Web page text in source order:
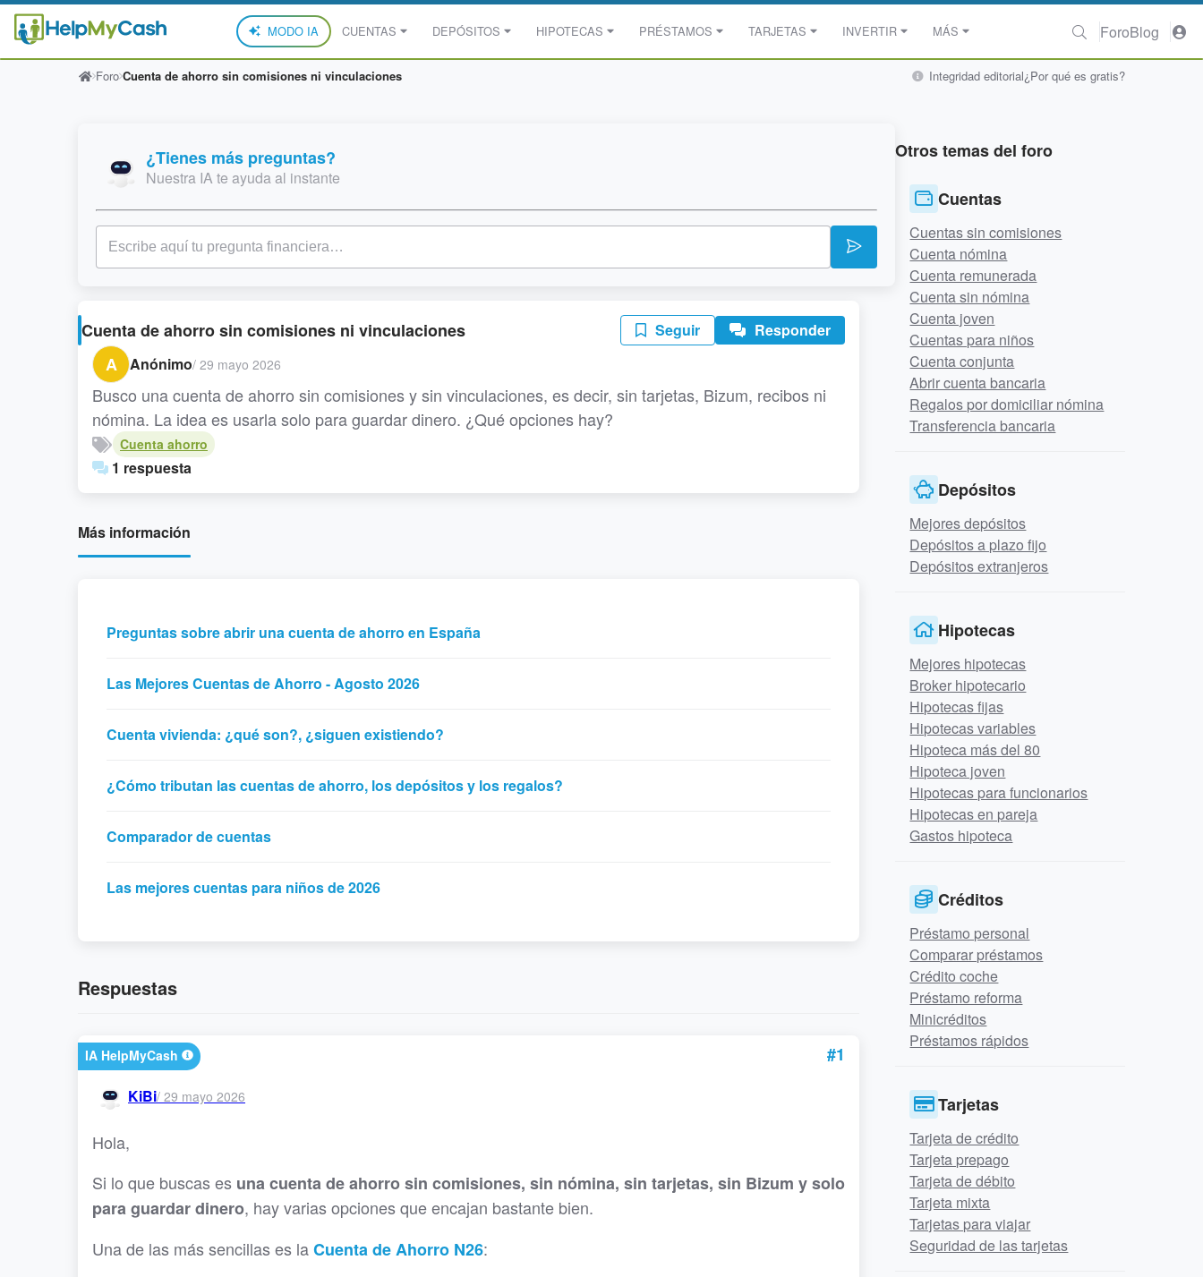
MODO IA CUENTAS DEPÓSITOS HIPOTECAS PRÉSTAMOS TARJETAS INVERTIR MÁS ForoBlog
Integridad editorial¿Por qué es gratis?
Foro Cuenta de ahorro sin comisiones ni vinculaciones
¿Tienes más preguntas?
Nuestra IA te ayuda al instante
Cuenta de ahorro sin comisiones ni vinculaciones Seguir Responder
A Anónimo/ 29 mayo 2026
Busco una cuenta de ahorro sin comisiones y sin vinculaciones, es decir, sin tarjetas, Bizum, recibos ni
nómina. La idea es usarla solo para guardar dinero. ¿Qué opciones hay?
Cuenta ahorro
1 respuesta
Más información
Preguntas sobre abrir una cuenta de ahorro en España
Las Mejores Cuentas de Ahorro - Agosto 2026
Cuenta vivienda: ¿qué son?, ¿siguen existiendo?
¿Cómo tributan las cuentas de ahorro, los depósitos y los regalos?
Comparador de cuentas
Las mejores cuentas para niños de 2026
Respuestas
IA HelpMyCash #1
KiBi/ 29 mayo 2026
Hola,
Si lo que buscas es una cuenta de ahorro sin comisiones, sin nómina, sin tarjetas, sin Bizum y solo
para guardar dinero, hay varias opciones que encajan bastante bien.
Una de las más sencillas es laCuenta de Ahorro N26:
Otros temas del foro
Cuentas
Cuentas sin comisiones
Cuenta nómina
Cuenta remunerada
Cuenta sin nómina
Cuenta joven
Cuentas para niños
Cuenta conjunta
Abrir cuenta bancaria
Regalos por domiciliar nómina
Transferencia bancaria
Depósitos
Mejores depósitos
Depósitos a plazo fijo
Depósitos extranjeros
Hipotecas
Mejores hipotecas
Broker hipotecario
Hipotecas fijas
Hipotecas variables
Hipoteca más del 80
Hipoteca joven
Hipotecas para funcionarios
Hipotecas en pareja
Gastos hipoteca
Créditos
Préstamo personal
Comparar préstamos
Crédito coche
Préstamo reforma
Minicréditos
Préstamos rápidos
Tarjetas
Tarjeta de crédito
Tarjeta prepago
Tarjeta de débito
Tarjeta mixta
Tarjetas para viajar
Seguridad de las tarjetas